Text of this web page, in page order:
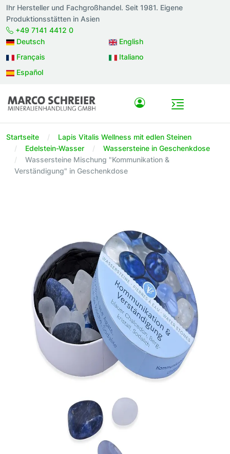
Ihr Hersteller und Fachgroßhandel. Seit 1981. Eigene
Produktionsstätten in Asien
+49 7141 4412 0
Deutsch
English
Français
Italiano
Español
Startseite
Lapis Vitalis Wellness mit edlen Steinen
Edelstein-Wasser
Wassersteine in Geschenkdose
Wassersteine Mischung "Kommunikation &
Verständigung" in Geschenkdose